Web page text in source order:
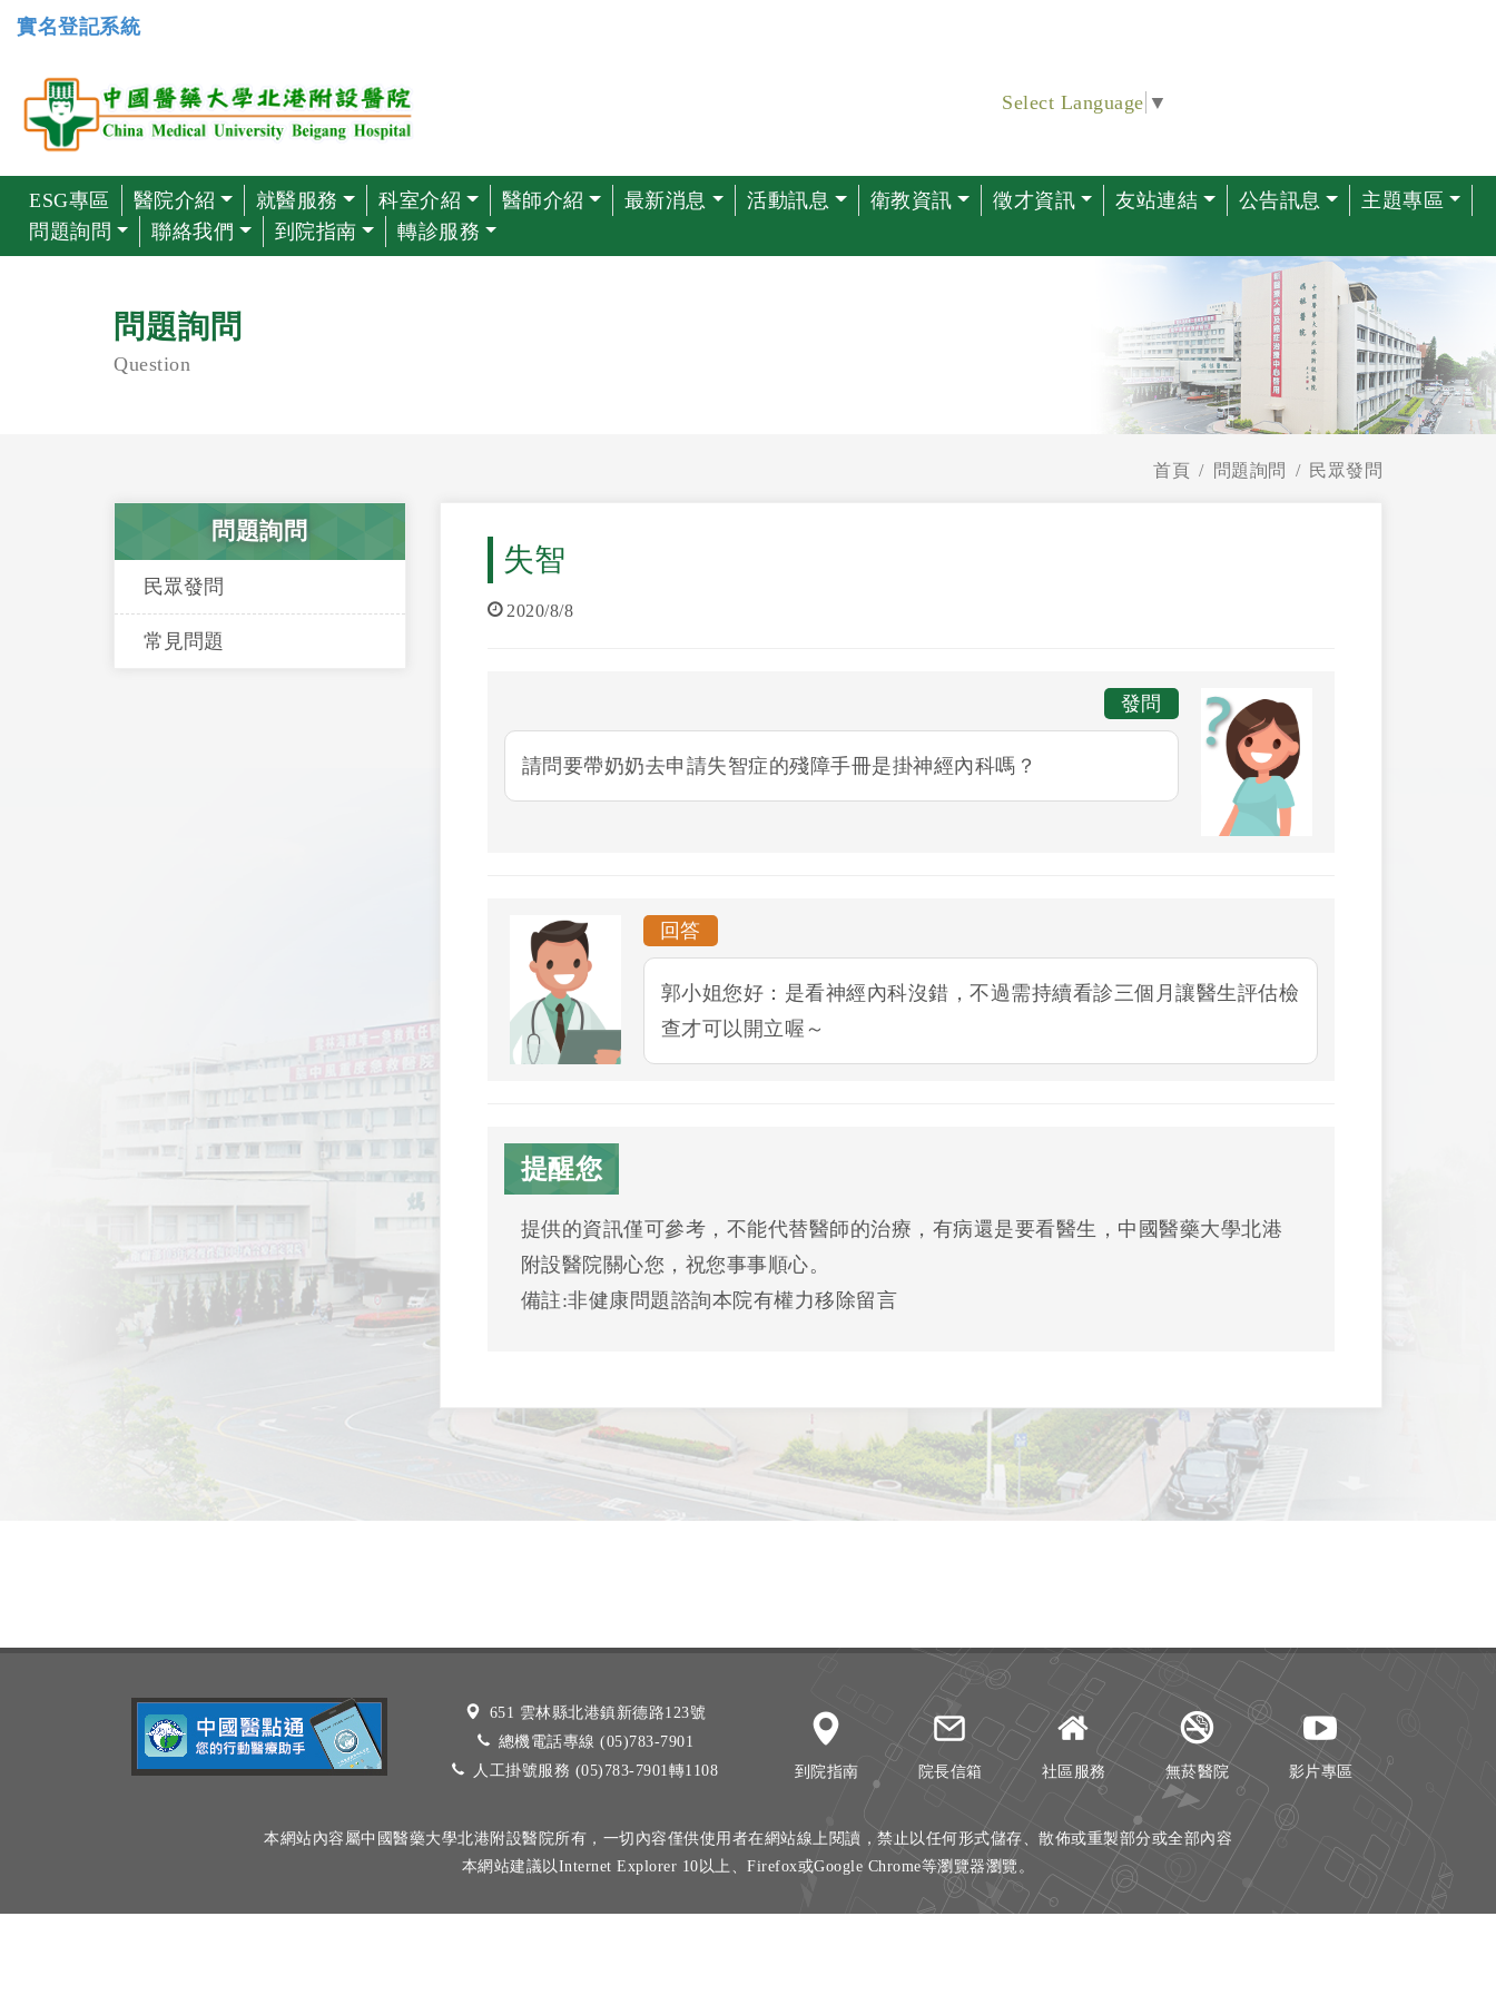
實名登記系統
Select Language ▼
ESG專區 醫院介紹 就醫服務 科室介紹 醫師介紹 最新消息 活動訊息 衛教資訊 徵才資訊 友站連結 公告訊息
主題專區
問題詢問
聯絡我們 到院指南 轉診服務
問題詢問
Question
首頁 問題詢問 民眾發問
問題詢問
民眾發問
常見問題
失智
2020/8/8
發問
請問要帶奶奶去申請失智症的殘障手冊是掛神經內科嗎？
回答
郭小姐您好：是看神經內科沒錯，不過需持續看診三個月讓醫生評估檢
查才可以開立喔～
提醒您
提供的資訊僅可參考，不能代替醫師的治療，有病還是要看醫生，中國醫藥大學北港
附設醫院關心您，祝您事事順心。
備註:非健康問題諮詢本院有權力移除留言
651 雲林縣北港鎮新德路123號
總機電話專線 (05)783-7901
人工掛號服務 (05)783-7901轉1108
到院指南 院長信箱 社區服務 無菸醫院 影片專區
本網站內容屬中國醫藥大學北港附設醫院所有，一切內容僅供使用者在網站線上閱讀，禁止以任何形式儲存、散佈或重製部分或全部內容
本網站建議以Internet Explorer 10以上、Firefox或Google Chrome等瀏覽器瀏覽。